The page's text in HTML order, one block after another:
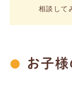
相談して
お子